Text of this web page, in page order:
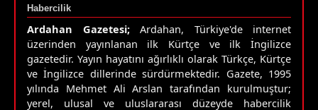
Habercilik
Ardahan Gazetesi;Ardahan, Türkiye'de internet
üzerinden yayınlanan ilk Kürtçe ve ilk İngilizce
gazetedir. Yayın hayatını ağırlıklı olarak Türkçe, Kürtçe
ve İngilizce dillerinde sürdürmektedir. Gazete, 1995
yılında Mehmet Ali Arslan tarafından kurulmuştur;
yerel, ulusal ve uluslararası düzeyde habercilik